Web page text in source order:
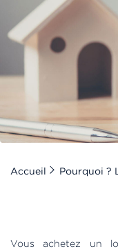
Accueil Pourquoi ?
Vous achetez un